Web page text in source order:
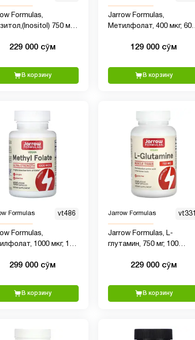
Formulas,
750 мг,
229 000 сӯм
В корзину
Jarrow Formulas,
Метилфолат, 400 мкг, 60
129 000 сӯм
В корзину
Formulas vt486
Formulas,
1000 мкг, 100
299 000 сӯм
В корзину
Jarrow Formulas vt331
Jarrow Formulas, L-
глутамин, 750 мг, 100
229 000 сӯм
В корзину